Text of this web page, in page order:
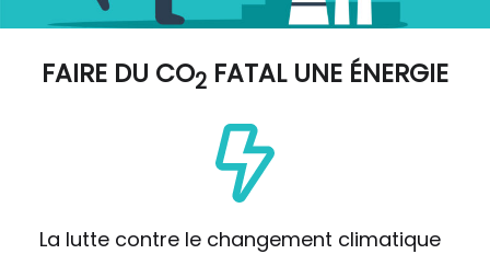
FAIRE DU CO2 FATAL UNE ÉNERGIE
La lutte contre le changement climatique